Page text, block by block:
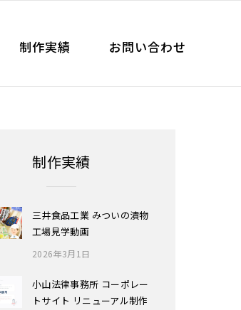
制作実績 お問い合わせ
制作実績
三井食品工業 みついの漬物
工場見学動画
2026年3月1日
小山法律事務所 コーポレー
トサイト リニューアル制作